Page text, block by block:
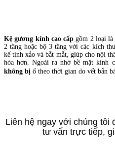
Kệ gương kính cao cấp gồm 2 loại là
2 tầng hoặc bộ 3 tầng với các kích
kế tinh xảo và bắt mắt, giúp cho nội
hòa hơn. Ngoài ra nhờ bề mặt kính
không bị ố theo thời gian do vết bẩn
Liên hệ ngay với chúng tôi
tư vấn trực tiếp,